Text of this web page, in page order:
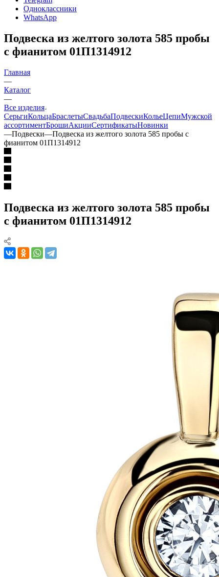
Одноклассники
WhatsApp
Подвеска из желтого золота 585 пробы
с фианитом 01П1314912
Главная
—
Каталог
—
Все изделия
СерьгиКольцаБраслетыСвадьбаПодвескиКольеЦепиМужской
ассортиментБрошиАкцииСертификатыНовинки
—Подвески—Подвеска из желтого золота 585 пробы с
фианитом 01П1314912
Подвеска из желтого золота 585 пробы
с фианитом 01П1314912